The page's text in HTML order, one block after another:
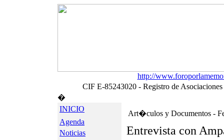
http://
CIF E-85243020 - Registro de
�
INICIO
Agenda
Noticias
Art�culos y Documentos -
Entrevista con